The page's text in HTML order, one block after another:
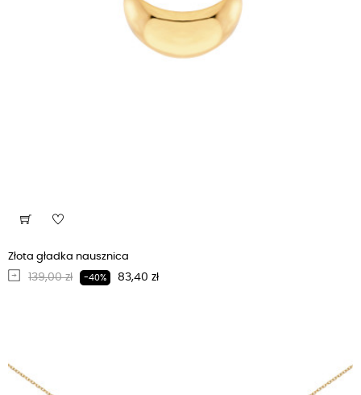
Złota gładka nausznica
Regularna cena
139,00 zł -40% Cena
83,40 zł